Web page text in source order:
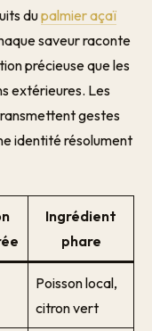
dupalmier açaï
saveur raconte
précieuse que les
extérieures. Les
gestes
identité résolument
Ingrédient
phare
Poisson local,
citron vert